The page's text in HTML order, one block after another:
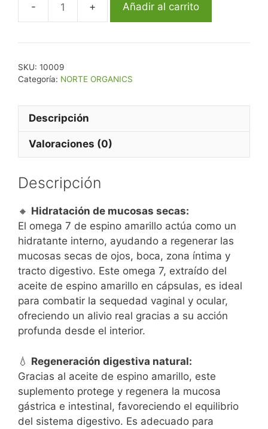
Añadir al carrito
SKU: 10009
Categoría: NORTE ORGANICS
Descripción
Valoraciones (0)
Descripción
🔸 Hidratación de mucosas secas:
El omega 7 de espino amarillo actúa como un
hidratante interno, ayudando a regenerar las
mucosas secas de ojos, boca, zona íntima y
tracto digestivo. Este omega 7, extraído del
aceite de espino amarillo en cápsulas, es ideal
para combatir la sequedad vaginal y ocular,
ofreciendo un alivio real gracias a su acción
profunda desde el interior.
💧 Regeneración digestiva natural:
Gracias al aceite de espino amarillo, este
suplemento protege y regenera la mucosa
gástrica e intestinal, favoreciendo el equilibrio
del sistema digestivo. Es adecuado para